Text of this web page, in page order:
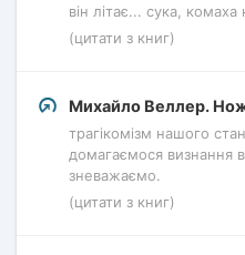
він літає... сука,
(цитати з книг)
Михайло Веллер.
трагікомізм нашого
домагаємося визнання
зневажаємо.
(цитати з книг)